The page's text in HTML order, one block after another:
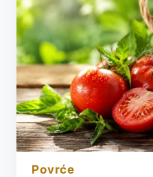
JELO
KOJE
MIRIŠE
NA
DOMAĆE
LETO
povrće